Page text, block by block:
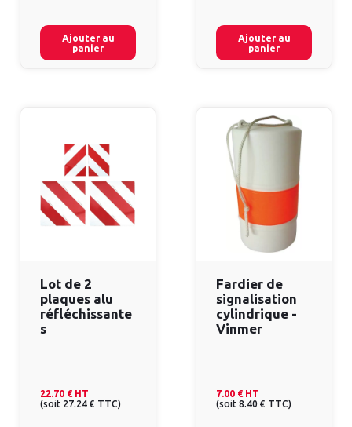
Ajouter au
panier
Ajouter au
panier
Lot de 2
plaques alu
réfléchissante
s
22.70 € HT
(soit 27.24 € TTC)
Fardier de
signalisation
cylindrique -
Vinmer
7.00 € HT
(soit 8.40 € TTC)